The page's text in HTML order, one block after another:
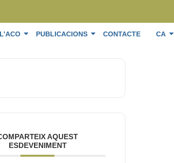
PUBLICACIONS CONTACTE CA
AQUEST
ESDEVENIMENT